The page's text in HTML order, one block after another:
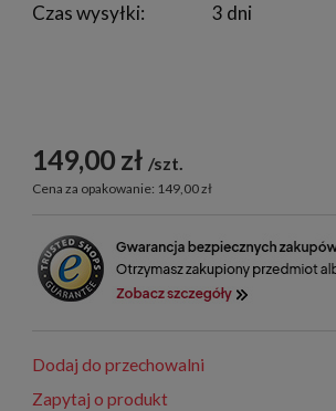
Czas wysyłki:
3 dni
149,00 zł szt.
Cena za opakowanie: 149,00 zł
Dodaj do przechowalni
Zapytaj o produkt